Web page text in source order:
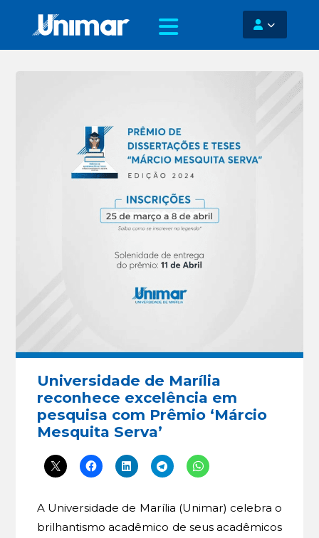
Universidade de Marília
reconhece excelência em
pesquisa com Prêmio ‘Márcio
Mesquita Serva’
A Universidade de Marília (Unimar) celebra o
brilhantismo acadêmico de seus acadêmicos